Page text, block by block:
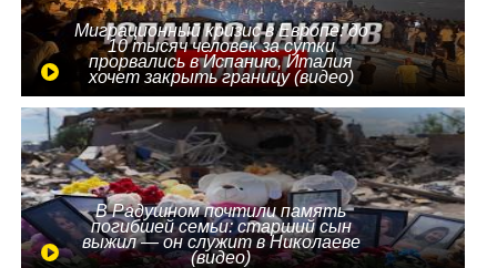
Миграционный кризис в Европе: до
10 тысяч человек за сутки
прорвались в Испанию, Италия
хочет закрыть границу (видео)
В Радушном почтили память
погибшей семьи: старший сын
выжил — он служит в Николаеве
(видео)